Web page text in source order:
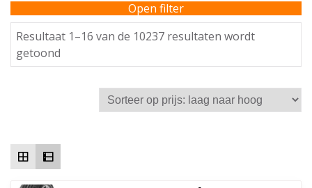
Open filter
Resultaat 1–16 van de 10237 resultaten wordt
getoond
op